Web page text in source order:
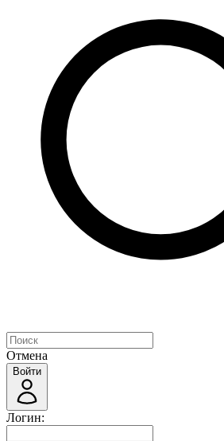
Отмена
Войти
Логин: